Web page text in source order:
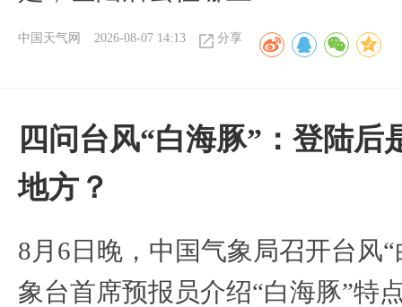
中国天气网 2026-08-07 14:13 分享
四问台风“白海豚”：登陆
地方？
8月6日晚，中国气象局召开台风
象台首席预报员介绍“白海豚”特